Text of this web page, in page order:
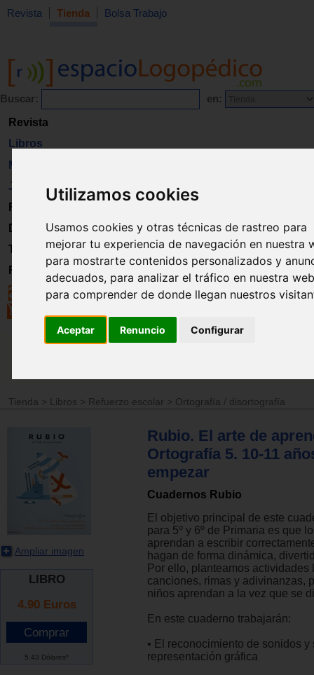
Utilizamos cookies
Usamos cookies y otras técnicas de rastreo para
mejorar tu experiencia de navegación en nuestra
para mostrarte contenidos personalizados y
adecuados, para analizar el tráfico en nuestra
para comprender de donde llegan nuestros
Aceptar Renuncio Configurar
Revista Tienda Bolsa Trabajo
Buscar: en:
Revista
Libros
Material
Juguetes
Formación
Directorio
Trabajo
Registro
Tienda > Libros > Refuerzo escolar > Ortografía / disortografía
Ampliar imagen
LIBRO
4.90 Euros
5.43 Dólares*
Rubio. El arte de
Ortografía 5. 10-11
empezar
Cuadernos Rubio
El objetivo principal de este
para 5º y 6º de Primaria es que
aprendan a escribir
hagan de forma dinámica,
Por ello, planteamos actividades
canciones, rimas y adivinanzas,
niños aprendan a la vez que se
En este cuaderno trabajarán:
• El reconocimiento de sonidos y
representación gráfica